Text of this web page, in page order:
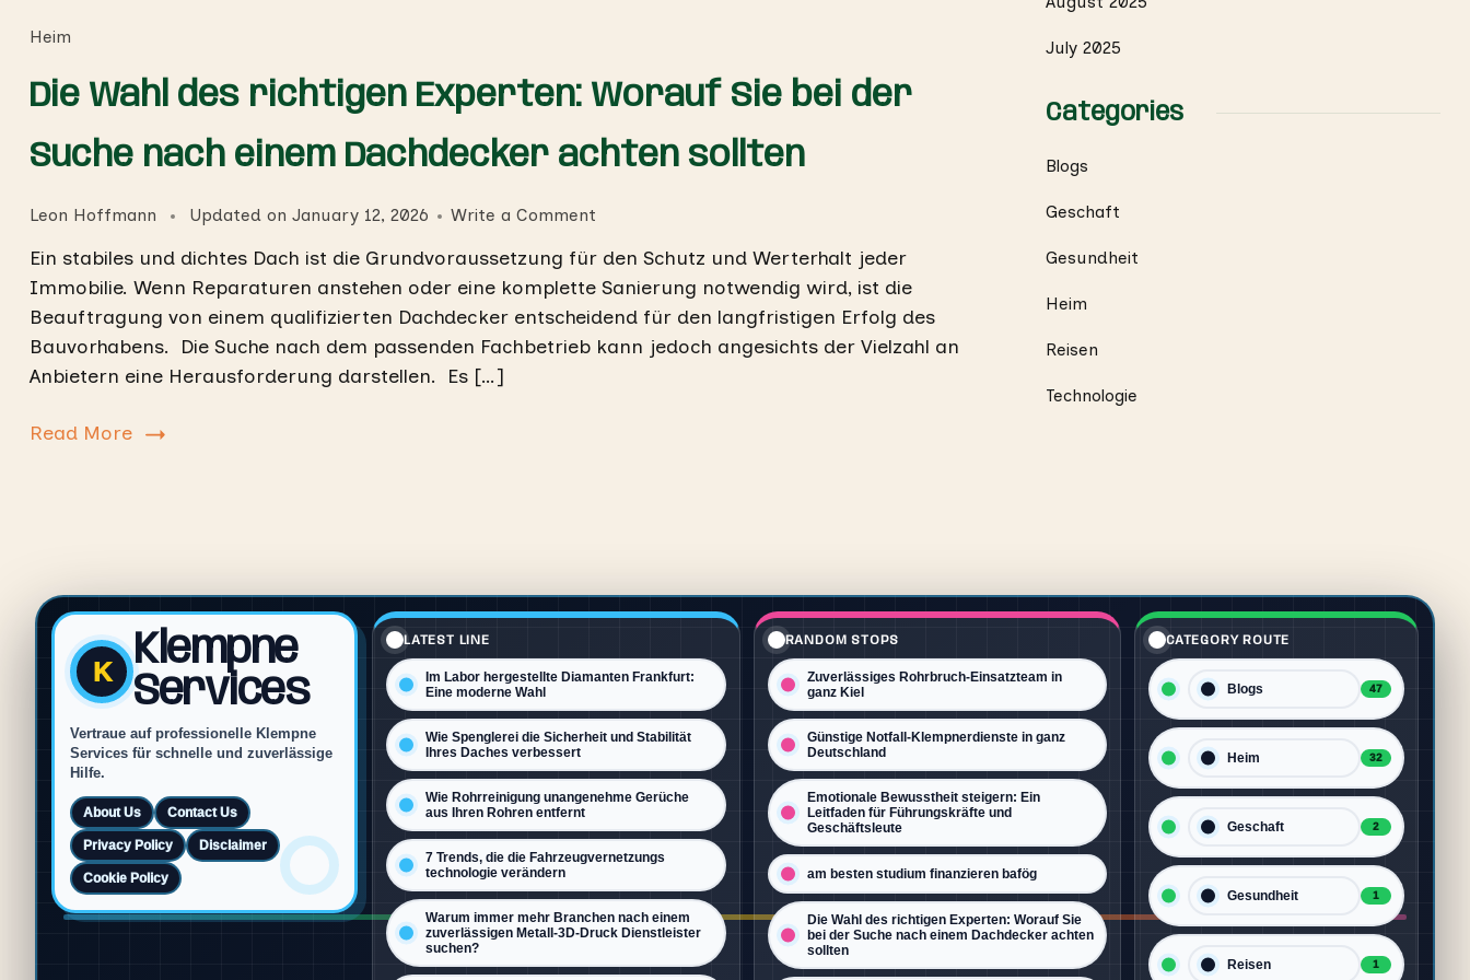
Heim
Die Wahl des richtigen Experten: Worauf Sie bei der
Suche nach einem Dachdecker achten sollten
Leon Hoffmann Updated on January 12, 2026 Write a Comment
Wahl
des
richtigen
Experten:
sollten
Ein stabiles und dichtes Dach ist die Grundvoraussetzung für den Schutz und Werterhalt jeder
Immobilie. Wenn Reparaturen anstehen oder eine komplette Sanierung notwendig wird, ist die
Beauftragung von einem qualifizierten Dachdecker entscheidend für den langfristigen Erfolg des
Bauvorhabens. Die Suche nach dem passenden Fachbetrieb kann jedoch angesichts der Vielzahl an
Anbietern eine Herausforderung darstellen. Es […]
Read More
July 2025
Categories
Blogs
Geschaft
Gesundheit
Heim
Reisen
Technologie
K
Klempne
Services
Vertraue auf professionelle Klempne
Services für schnelle und zuverlässige
Hilfe.
About Us Contact Us
Privacy Policy Disclaimer
Cookie Policy
LATEST LINE
Im Labor hergestellte Diamanten Frankfurt:
Eine moderne Wahl
Wie Spenglerei die Sicherheit und Stabilität
Ihres Daches verbessert
Wie Rohrreinigung unangenehme Gerüche
aus Ihren Rohren entfernt
7 Trends, die die Fahrzeugvernetzungs
technologie verändern
Warum immer mehr Branchen nach einem
zuverlässigen Metall-3D-Druck Dienstleister
suchen?
RANDOM STOPS
Zuverlässiges Rohrbruch-Einsatzteam in
ganz Kiel
Günstige Notfall-Klempnerdienste in ganz
Deutschland
Emotionale Bewusstheit steigern: Ein
Leitfaden für Führungskräfte und
Geschäftsleute
am besten studium finanzieren bafög
Die Wahl des richtigen Experten: Worauf Sie
bei der Suche nach einem Dachdecker achten
sollten
CATEGORY ROUTE
Blogs 47
Heim 32
Geschaft 2
Gesundheit 1
Reisen 1